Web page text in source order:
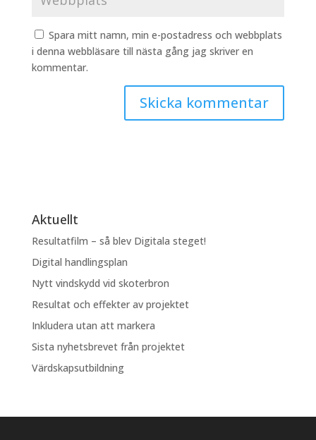
Spara mitt namn, min e-postadress och webbplats
i denna webbläsare till nästa gång jag skriver en
kommentar.
Aktuellt
Resultatfilm – så blev Digitala steget!
Digital handlingsplan
Nytt vindskydd vid skoterbron
Resultat och effekter av projektet
Inkludera utan att markera
Sista nyhetsbrevet från projektet
Värdskapsutbildning